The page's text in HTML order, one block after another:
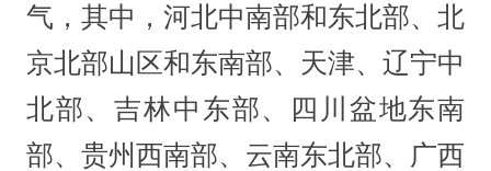
气，其中，河北中南部和东北部、北
京北部山区和东南部、天津、辽宁中
北部、吉林中东部、四川盆地东南
部、贵州西南部、云南东北部、广西